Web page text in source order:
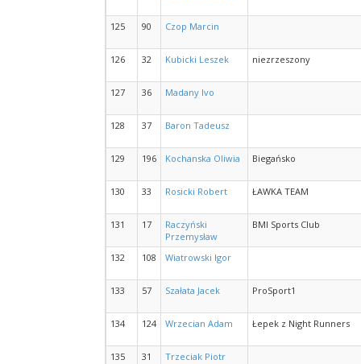
125 90 Czop Marcin
126 32 Kubicki Leszek niezrzeszony
127 36 Madany Ivo
128 37 Baron Tadeusz
129 196 Kochanska Oliwia Biegańsko
130 33 Rosicki Robert ŁAWKA TEAM
131 17
Raczyński
Przemysław
BMI Sports Club
132 108 Wiatrowski Igor
133 57 Szałata Jacek ProSport1
134 124 Wrzecian Adam Łepek z Night Runners
135 31 Trzeciak Piotr